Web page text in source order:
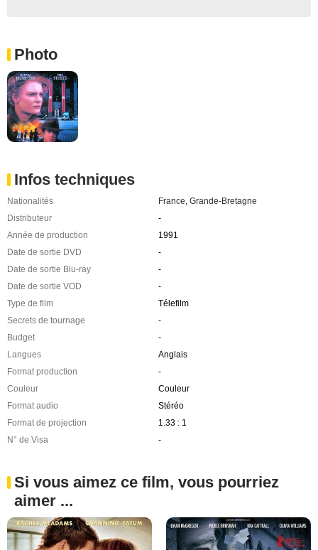
Photo
Infos techniques
Nationalités France Grande-Bretagne
Distributeur
-
Année de production
1991
Date de sortie DVD
-
Date de sortie Blu-ray
-
Date de sortie VOD
-
Type de film
Télefilm
Secrets de tournage
-
Budget
-
Langues
Anglais
Format production
-
Couleur
Couleur
Format audio
Stéréo
Format de projection
1.33 : 1
N° de Visa
-
Si vous aimez ce film, vous pourriez
aimer ...